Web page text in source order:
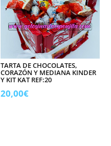
TARTA DE CHOCOLATES,
CORAZÓN Y MEDIANA KINDER
Y KIT KAT REF:20
20,00€